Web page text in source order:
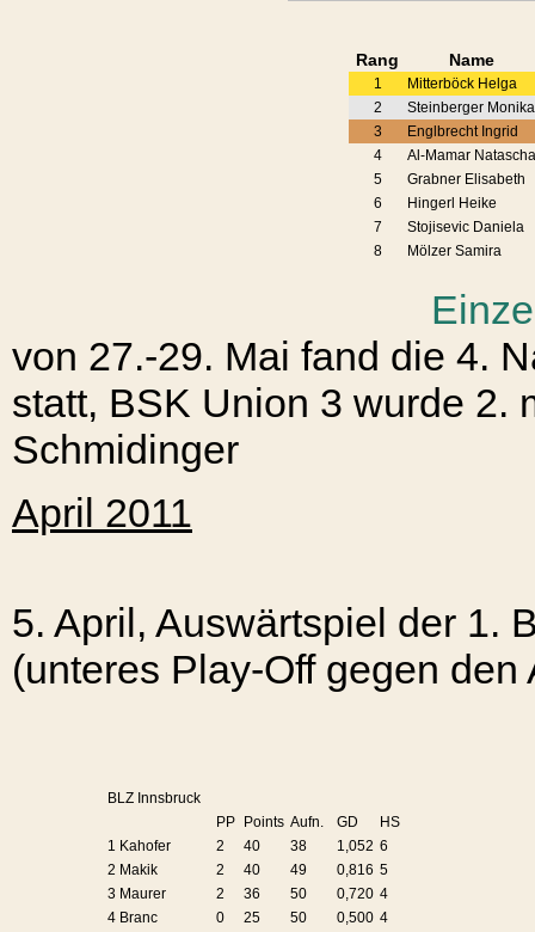
Rang Name
1
Mitterböck Helga
2
Steinberger Monika
3
Englbrecht Ingrid
4
Al-Mamar
5
Grabner Elisabeth
6
Hingerl Heike
7
Stojisevic Daniela
8
Mölzer Samira
von 27.-29. Mai fand die 4.
statt, BSK Union 3 wurde 2.
Schmidinger
April 2011
5. April, Auswärtspiel der 1.
(unteres Play-Off gegen den
BLZ Innsbruck
PP
Points Aufn. GD
HS
1 Kahofer
2 40 38 1,052 6
2 Makik
2 40 49 0,816 5
3 Maurer
2 36 50 0,720 4
4 Branc
0 25 50 0,500 4